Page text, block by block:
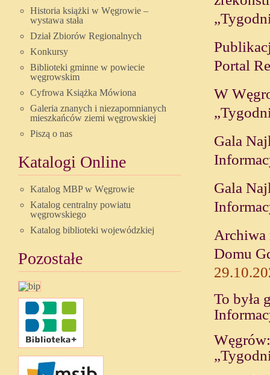
Historia książki w Węgrowie –
wystawa stała
Dział Zbiorów Regionalnych
Konkursy
Biblioteki gminne w powiecie
węgrowskim
Cyfrowa Książka Mówiona
Galeria znanych i niezapomnianych
mieszkańców ziemi węgrowskiej
Piszą o nas
Katalogi Online
Katalog MBP w Węgrowie
Katalog centralny powiatu
węgrowskiego
Katalog biblioteki wojewódzkiej
Pozostałe
Portal
W
Gala
Gala
Archiwa
Domu
To była